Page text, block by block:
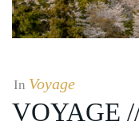
In Voyage
VOYAGE